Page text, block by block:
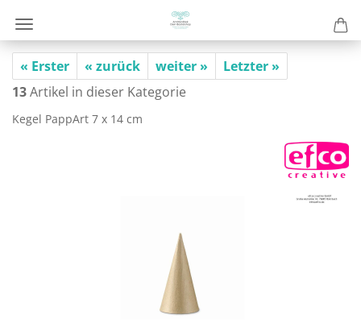
« Erster « zurück weiter »
Letzter »
13Artikel in dieser Kategorie
Kegel Pap­pArt 7 x 14 cm